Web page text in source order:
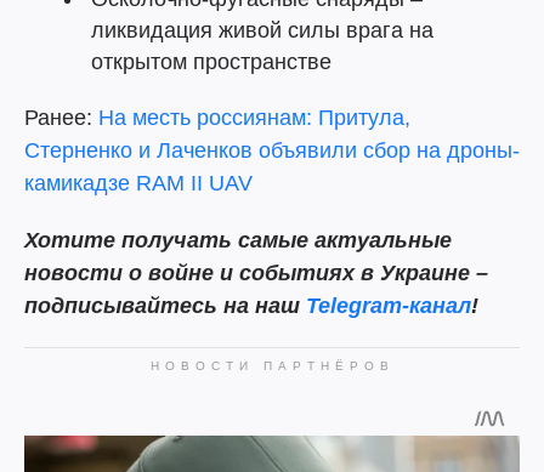
ликвидация живой силы врага на
открытом пространстве
Ранее: На месть россиянам: Притула,
Стерненко и Лаченков объявили сбор на дроны-
камикадзе RAM II UAV
Хотите получать самые актуальные
новости о войне и событиях в Украине –
подписывайтесь на наш Telegram-канал!